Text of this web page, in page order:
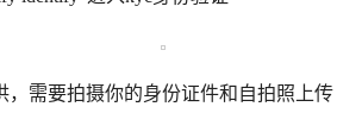
，需要拍摄你的身份证件和自拍照上传